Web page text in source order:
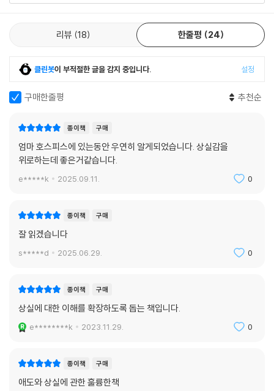
이므로 애통할 기회를 놓치지 말 것, 사랑하는 이와 함께 한 여행, 추억의
장소, 영화, 음악, 책, 음식, 취미 등 함께 했던 모든 것들에 대한 수만 가지
감정들을 충분히 느끼고 애도할 시간을 가질 것. 남겨진 한부모가 자신만
류를 범하지 말 것. 상실에 대해 아이들과 함께 꼭 대화하며 추억하고 애도
고통과 치유의 기록들이 될 수 있다는 것. 당신이 어떻게 지내는지 얼마나
임을 갖고, 유가족 모임에 참여하여 서로 위로하라는 것. 사랑하는 이를 떠
나보내고 피폐해진 자신을 돌볼 휴식과 회복의 시간이 필요한데 이때 가장
중요한 핵심은 모든 것은 자신이 원하는 것만 하고 자신의 영혼과 상실에
로 아들이 죽은 날 남편의 섹스 요구는 추모를 모욕하는 것이 아닌 허망한
마음과 상처를 치유받고자 하는 행위임으로 죄의식이나 심한 혐오감에 빠
지지 말 것. 떠나간 이의 빈자리를 상기시켜 주는 여러 기념일을 보내야 하
는 괴로움, 사랑하는 이의 일부인 유품을 정리하는 데서 오는 가슴 아픔 등
어떻게 바라보고 극복해가야 하는지에 대해 깊은 공감을 불러일으키며 상
실을 딛고 다시 삶을 시작할 수 있는 치유와 희망을 준다.
슬픔과 애도의 힘이 우리를 치유하고,
그것이 바로 슬픔의 은총이며, 슬픔의 기적이다
리뷰 18 한줄평 24
클린봇이 부적절한 글을 감지 중입니다. 설정
구매한줄평 추천순
종이책 구매
엄마 호스피스에 있는동안 우연히 알게되었습니다. 상실감을
위로하는데 좋은거같습니다.
e*****k 2025.09.11. 0
종이책 구매
잘 읽겠습니다
s*****d 2025.06.29. 0
종이책 구매
상실에 대한 이해를 확장하도록 돕는 책입니다.
e********k 2023.11.29. 0
종이책 구매
애도와 상실에 관한 훌륭한책